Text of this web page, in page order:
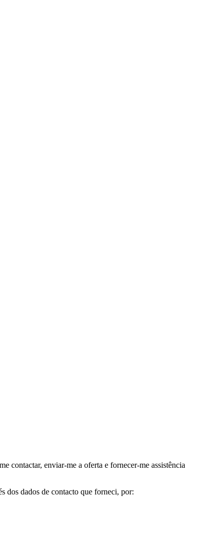
contactar, enviar-me a oferta e fornecer-me assistência
dos dados de contacto que forneci, por: